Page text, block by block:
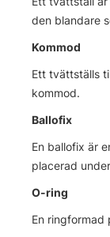
den blandare
Kommod
Ett tvättställs
kommod.
Ballofix
En ballofix är
placerad
O-ring
En ringformad